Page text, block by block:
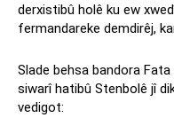
derxistibû holê ku ew
fermandareke demdirêj,
Slade behsa bandora
siwarî hatibû Stenbolê jî
vedigot: